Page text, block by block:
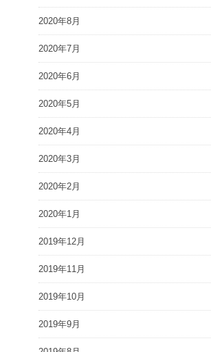
2020年8月
2020年7月
2020年6月
2020年5月
2020年4月
2020年3月
2020年2月
2020年1月
2019年12月
2019年11月
2019年10月
2019年9月